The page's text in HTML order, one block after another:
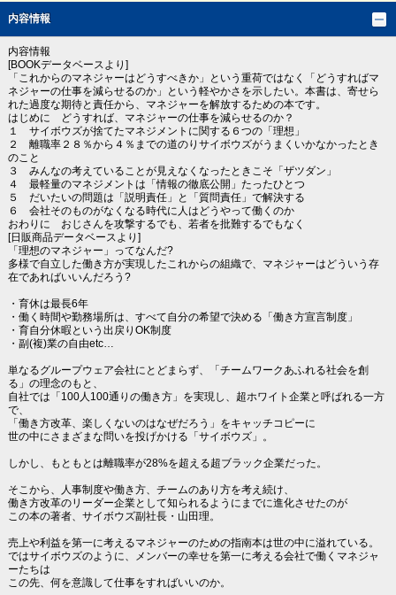
内容情報
内容情報
[BOOKデータベースより]
「これからのマネジャーはどうすべきか」という重荷ではなく「どうすればマ
ネジャーの仕事を減らせるのか」という軽やかさを示したい。本書は、寄せら
れた過度な期待と責任から、マネジャーを解放するための本です。
はじめに どうすれば、マネジャーの仕事を減らせるのか？
１ サイボウズが捨てたマネジメントに関する６つの「理想」
２ 離職率２８％から４％までの道のりサイボウズがうまくいかなかったとき
のこと
３ みんなの考えていることが見えなくなったときこそ「ザツダン」
４ 最軽量のマネジメントは「情報の徹底公開」たったひとつ
５ だいたいの問題は「説明責任」と「質問責任」で解決する
６ 会社そのものがなくなる時代に人はどうやって働くのか
おわりに おじさんを攻撃するでも、若者を批難するでもなく
[日販商品データベースより]
「理想のマネジャー」ってなんだ?
多様で自立した働き方が実現したこれからの組織で、マネジャーはどういう存
在であればいいんだろう?
・育休は最長6年
・働く時間や勤務場所は、すべて自分の希望で決める「働き方宣言制度」
・育自分休暇という出戻りOK制度
・副(複)業の自由etc…
単なるグループウェア会社にとどまらず、「チームワークあふれる社会を創
る」の理念のもと、
自社では「100人100通りの働き方」を実現し、超ホワイト企業と呼ばれる一方
で、
「働き方改革、楽しくないのはなぜだろう」をキャッチコピーに
世の中にさまざまな問いを投げかける「サイボウズ」。
しかし、もともとは離職率が28%を超える超ブラック企業だった。
そこから、人事制度や働き方、チームのあり方を考え続け、
働き方改革のリーダー企業として知られるようにまでに進化させたのが
この本の著者、サイボウズ副社長・山田理。
売上や利益を第一に考えるマネジャーのための指南本は世の中に溢れている。
ではサイボウズのように、メンバーの幸せを第一に考える会社で働くマネジャ
ーたちは
この先、何を意識して仕事をすればいいのか。